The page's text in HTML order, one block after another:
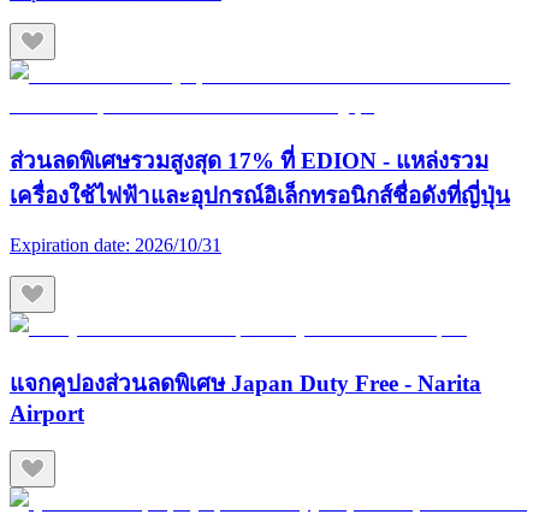
ส่วนลดพิเศษรวมสูงสุด 17% ที่ EDION - แหล่งรวม
เครื่องใช้ไฟฟ้าและอุปกรณ์อิเล็กทรอนิกส์ชื่อดังที่ญี่ปุ่น
Expiration date: 2026/10/31
แจกคูปองส่วนลดพิเศษ Japan Duty Free - Narita
Airport